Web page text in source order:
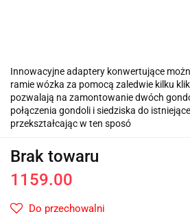
Innowacyjne adaptery konwertujące
ramie wózka za pomocą zaledwie kilku
pozwalają na zamontowanie dwóch
połączenia gondoli i siedziska do
przekształcając w ten sposó
Brak towaru
1159.00
Do przechowalni